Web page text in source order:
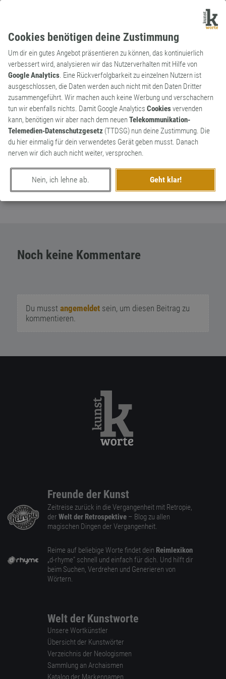
Cookies benötigen deine Zustimmung
Um dir ein gutes Angebot präsentieren zu können, das kontinuierlich
verbessert wird, analysieren wir das Nutzerverhalten mit Hilfe von
Google Analytics. Eine Rückverfolgbarkeit zu einzelnen Nutzern ist
ausgeschlossen, die Daten werden auch nicht mit den Daten Dritter
zusammengeführt. Wir machen auch keine Werbung und verschachern
tun wir ebenfalls nichts. Damit Google Analytics Cookiesvervenden
kann, benötigen wir aber nach dem neuenTelekommunikation-
Telemedien-Datenschutzgesetz (TTDSG) nun deine Zustimmung. Die
du hier einmalig für dein verwendetes Gerät geben musst. Danach
nerven wir dich auch nicht weiter, versprochen.
Nein, ich lehne ab. Geht klar!
Kunstwort
Substantiv
Dormain
schlafende Internetadresse, Domain auf
Vorrat
0
erschaffen von NeuWort
am 7. April 2023
Noch keine Kommentare
Du musst angemeldetsein, um diesen Beitrag zu
kommentieren.
Freunde der Kunst
Zeitreise zurück in die Vergangenheit mit Retropie,
der Welt der Retrospektive – Blog zu allen
magischen Dingen der Vergangenheit.
Reime auf beliebige Worte findet dein Reimlexikon
„d-rhyme” schnell und einfach für dich. Und hilft dir
beim Suchen, Verdrehen und Generieren von
Wörtern.
Welt der Kunstworte
Unsere Wortkünstler
Übersicht der Kunstwörter
Verzeichnis der Neologismen
Sammlung an Archaismen
Katalog der Markennamen